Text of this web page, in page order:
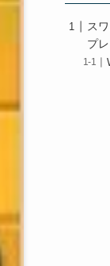
ス
プ